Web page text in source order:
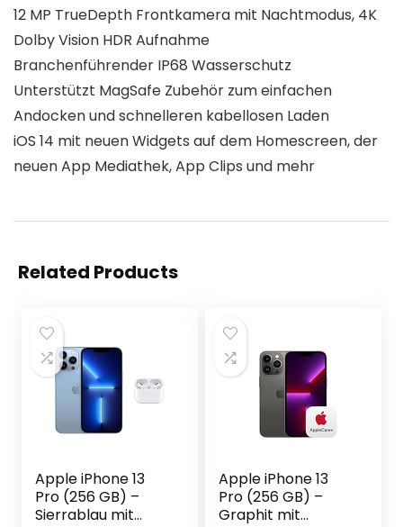
12 MP TrueDepth Frontkamera mit Nachtmodus, 4K
Dolby Vision HDR Aufnahme
Branchenführender IP68 Wasserschutz
Unterstützt MagSafe Zubehör zum einfachen
Andocken und schnelleren kabellosen Laden
iOS 14 mit neuen Widgets auf dem Homescreen, der
neuen App Mediathek, App Clips und mehr
Related Products
Apple iPhone 13
Pro (256 GB) –
Sierrablau mit
Apple iPhone 13
Pro (256 GB) –
Graphit mit